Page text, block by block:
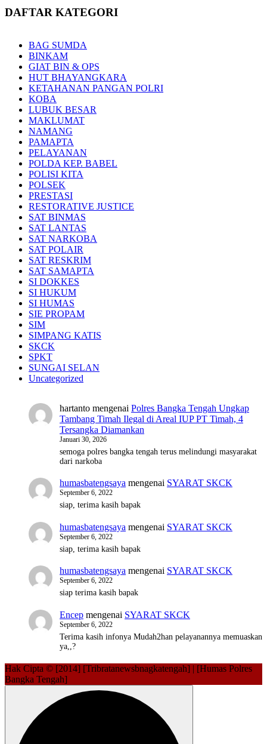
DAFTAR KATEGORI
BAG SUMDA
BINKAM
GIAT BIN & OPS
HUT BHAYANGKARA
KETAHANAN PANGAN POLRI
KOBA
LUBUK BESAR
MAKLUMAT
NAMANG
PAMAPTA
PELAYANAN
POLDA KEP. BABEL
POLISI KITA
POLSEK
PRESTASI
RESTORATIVE JUSTICE
SAT BINMAS
SAT LANTAS
SAT NARKOBA
SAT POLAIR
SAT RESKRIM
SAT SAMAPTA
SI DOKKES
SI HUKUM
SI HUMAS
SIE PROPAM
SIM
SIMPANG KATIS
SKCK
SPKT
SUNGAI SELAN
Uncategorized
hartanto mengenai Polres Bangka Tengah Ungkap
Tambang Timah Ilegal di Areal IUP PT Timah, 4
Tersangka Diamankan
Januari 30, 2026
semoga polres bangka tengah terus melindungi masyarakat
dari narkoba
humasbatengsaya mengenai SYARAT SKCK
September 6, 2022
siap, terima kasih bapak
humasbatengsaya mengenai SYARAT SKCK
September 6, 2022
siap, terima kasih bapak
humasbatengsaya mengenai SYARAT SKCK
September 6, 2022
siap terima kasih bapak
Encep mengenai SYARAT SKCK
September 6, 2022
Terima kasih infonya Mudah2han pelayanannya memuaskan
ya,,?
Hak Cipta © [2014] [Tribratanewsbnagkatengah] | [Humas Polres
Bangka Tengah]